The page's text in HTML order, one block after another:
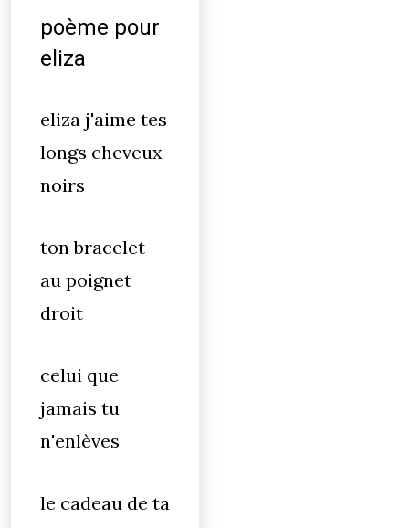
poème pour
eliza
eliza j'aime tes
longs cheveux
noirs
ton bracelet
au poignet
droit
celui que
jamais tu
n'enlèves
le cadeau de ta